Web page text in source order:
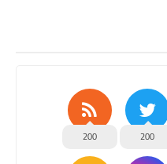
200
200